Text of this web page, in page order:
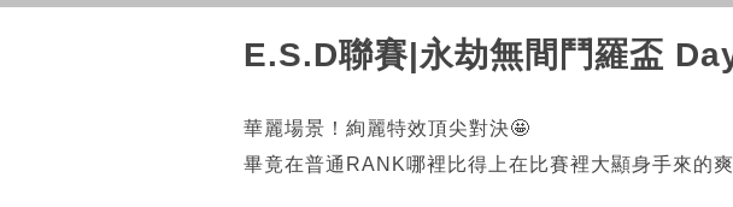
E.S.D聯賽|永劫無間鬥羅盃
華麗場景！絢麗特效頂尖對決🤩
畢竟在普通RANK哪裡比得上在比賽裡大顯身手來的